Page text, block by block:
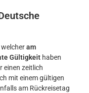
am
Gültigkeithaben
einen zeitlich
mit einem gültigen
am Rückreisetag